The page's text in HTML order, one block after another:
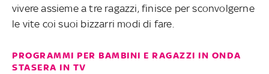
vivere assieme a tre ragazzi, finisce per sconvolgerne
le vite coi suoi bizzarri modi di fare.
PROGRAMMI PER BAMBINI E RAGAZZI IN ONDA
STASERA IN TV